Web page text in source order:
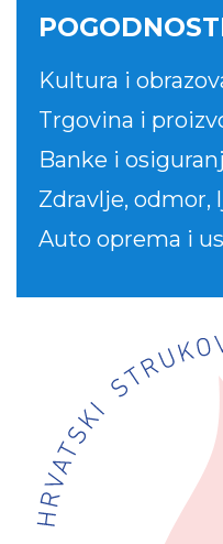
Kultura i
Trgovina i
Banke i
Zdravlje, odmor,
Auto oprema i